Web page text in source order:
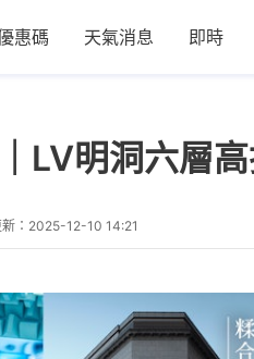
惠碼 天氣消息 即時
LV明洞六層
： 2025-12-10 14:21